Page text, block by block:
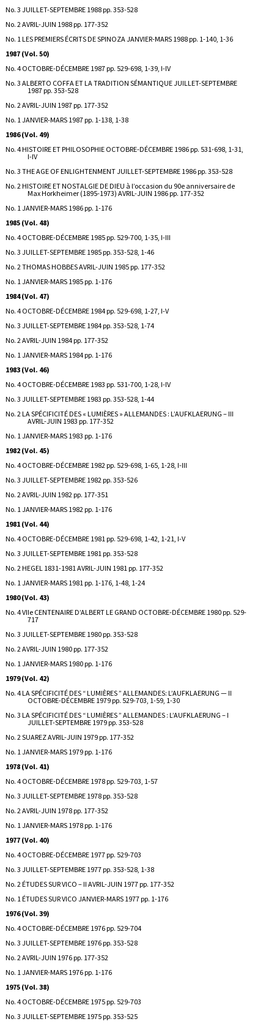
No. 3 JUILLET-SEPTEMBRE 1988 pp. 353-528
No. 2 AVRIL-JUIN 1988 pp. 177-352
No. 1 LES PREMIERS ÉCRITS DE SPINOZA JANVIER-MARS 1988 pp. 1-140, 1-36
1987 (Vol. 50)
No. 4 OCTOBRE-DÉCEMBRE 1987 pp. 529-698, 1-39, I-IV
No. 3 ALBERTO COFFA ET LA TRADITION SÉMANTIQUE JUILLET-SEPTEMBRE
1987 pp. 353-528
No. 2 AVRIL-JUIN 1987 pp. 177-352
No. 1 JANVIER-MARS 1987 pp. 1-138, 1-38
1986 (Vol. 49)
No. 4 HISTOIRE ET PHILOSOPHIE OCTOBRE-DÉCEMBRE 1986 pp. 531-698, 1-31,
I-IV
No. 3 THE AGE OF ENLIGHTENMENT JUILLET-SEPTEMBRE 1986 pp. 353-528
No. 2 HISTOIRE ET NOSTALGIE DE DIEU à l’occasion du 90e anniversaire de
Max Horkheimer (1895-1973) AVRIL-JUIN 1986 pp. 177-352
No. 1 JANVIER-MARS 1986 pp. 1-176
1985 (Vol. 48)
No. 4 OCTOBRE-DÉCEMBRE 1985 pp. 529-700, 1-35, I-III
No. 3 JUILLET-SEPTEMBRE 1985 pp. 353-528, 1-46
No. 2 THOMAS HOBBES AVRIL-JUIN 1985 pp. 177-352
No. 1 JANVIER-MARS 1985 pp. 1-176
1984 (Vol. 47)
No. 4 OCTOBRE-DÉCEMBRE 1984 pp. 529-698, 1-27, I-V
No. 3 JUILLET-SEPTEMBRE 1984 pp. 353-528, 1-74
No. 2 AVRIL-JUIN 1984 pp. 177-352
No. 1 JANVIER-MARS 1984 pp. 1-176
1983 (Vol. 46)
No. 4 OCTOBRE-DÉCEMBRE 1983 pp. 531-700, 1-28, I-IV
No. 3 JUILLET-SEPTEMBRE 1983 pp. 353-528, 1-44
No. 2 LA SPÉCIFICITÉ DES « LUMIÈRES » ALLEMANDES : L’AUFKLAERUNG – III
AVRIL-JUIN 1983 pp. 177-352
No. 1 JANVIER-MARS 1983 pp. 1-176
1982 (Vol. 45)
No. 4 OCTOBRE-DÉCEMBRE 1982 pp. 529-698, 1-65, 1-28, I-III
No. 3 JUILLET-SEPTEMBRE 1982 pp. 353-526
No. 2 AVRIL-JUIN 1982 pp. 177-351
No. 1 JANVIER-MARS 1982 pp. 1-176
1981 (Vol. 44)
No. 4 OCTOBRE-DÉCEMBRE 1981 pp. 529-698, 1-42, 1-21, I-V
No. 3 JUILLET-SEPTEMBRE 1981 pp. 353-528
No. 2 HEGEL 1831-1981 AVRIL-JUIN 1981 pp. 177-352
No. 1 JANVIER-MARS 1981 pp. 1-176, 1-48, 1-24
1980 (Vol. 43)
No. 4 VIIe CENTENAIRE D’ALBERT LE GRAND OCTOBRE-DÉCEMBRE 1980 pp. 529-
717
No. 3 JUILLET-SEPTEMBRE 1980 pp. 353-528
No. 2 AVRIL-JUIN 1980 pp. 177-352
No. 1 JANVIER-MARS 1980 pp. 1-176
1979 (Vol. 42)
No. 4 LA SPÉCIFICITÉ DES “ LUMIÈRES ” ALLEMANDES: L’AUFKLAERUNG — II
OCTOBRE-DÉCEMBRE 1979 pp. 529-703, 1-59, 1-30
No. 3 LA SPÉCIFICITÉ DES “ LUMIÈRES ” ALLEMANDES : L’AUFKLAERUNG – I
JUILLET-SEPTEMBRE 1979 pp. 353-528
No. 2 SUAREZ AVRIL-JUIN 1979 pp. 177-352
No. 1 JANVIER-MARS 1979 pp. 1-176
1978 (Vol. 41)
No. 4 OCTOBRE-DÉCEMBRE 1978 pp. 529-703, 1-57
No. 3 JUILLET-SEPTEMBRE 1978 pp. 353-528
No. 2 AVRIL-JUIN 1978 pp. 177-352
No. 1 JANVIER-MARS 1978 pp. 1-176
1977 (Vol. 40)
No. 4 OCTOBRE-DÉCEMBRE 1977 pp. 529-703
No. 3 JUILLET-SEPTEMBRE 1977 pp. 353-528, 1-38
No. 2 ÉTUDES SUR VICO – II AVRIL-JUIN 1977 pp. 177-352
No. 1 ÉTUDES SUR VICO JANVIER-MARS 1977 pp. 1-176
1976 (Vol. 39)
No. 4 OCTOBRE-DÉCEMBRE 1976 pp. 529-704
No. 3 JUILLET-SEPTEMBRE 1976 pp. 353-528
No. 2 AVRIL-JUIN 1976 pp. 177-352
No. 1 JANVIER-MARS 1976 pp. 1-176
1975 (Vol. 38)
No. 4 OCTOBRE-DÉCEMBRE 1975 pp. 529-703
No. 3 JUILLET-SEPTEMBRE 1975 pp. 353-525